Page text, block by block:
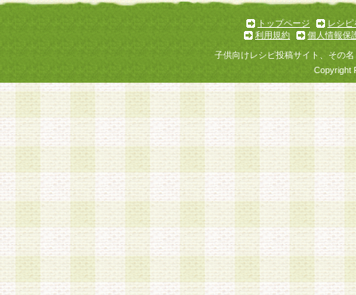
トップページ
レシピ
利用規約
個人情報保
子供向けレシピ投稿サイト、その
Copyright